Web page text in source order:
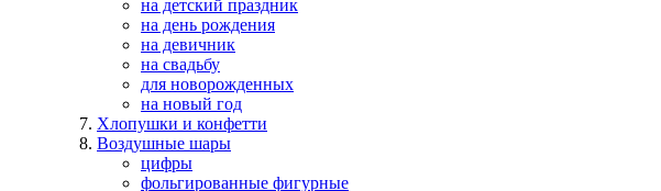
на детский праздник
на день рождения
на девичник
на свадьбу
для новорожденных
на новый год
Хлопушки и конфетти
Воздушные шары
цифры
фольгированные фигурные